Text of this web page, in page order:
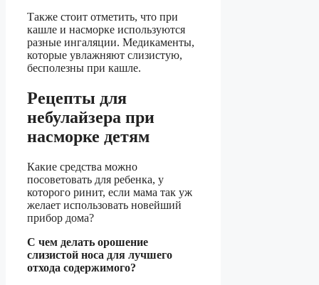
Также стоит отметить, что при
кашле и насморке используются
разные ингаляции. Медикаменты,
которые увлажняют слизистую,
бесполезны при кашле.
Рецепты для
небулайзера при
насморке детям
Какие средства можно
посоветовать для ребенка, у
которого ринит, если мама так уж
желает использовать новейший
прибор дома?
С чем делать орошение
слизистой носа для лучшего
отхода содержимого?